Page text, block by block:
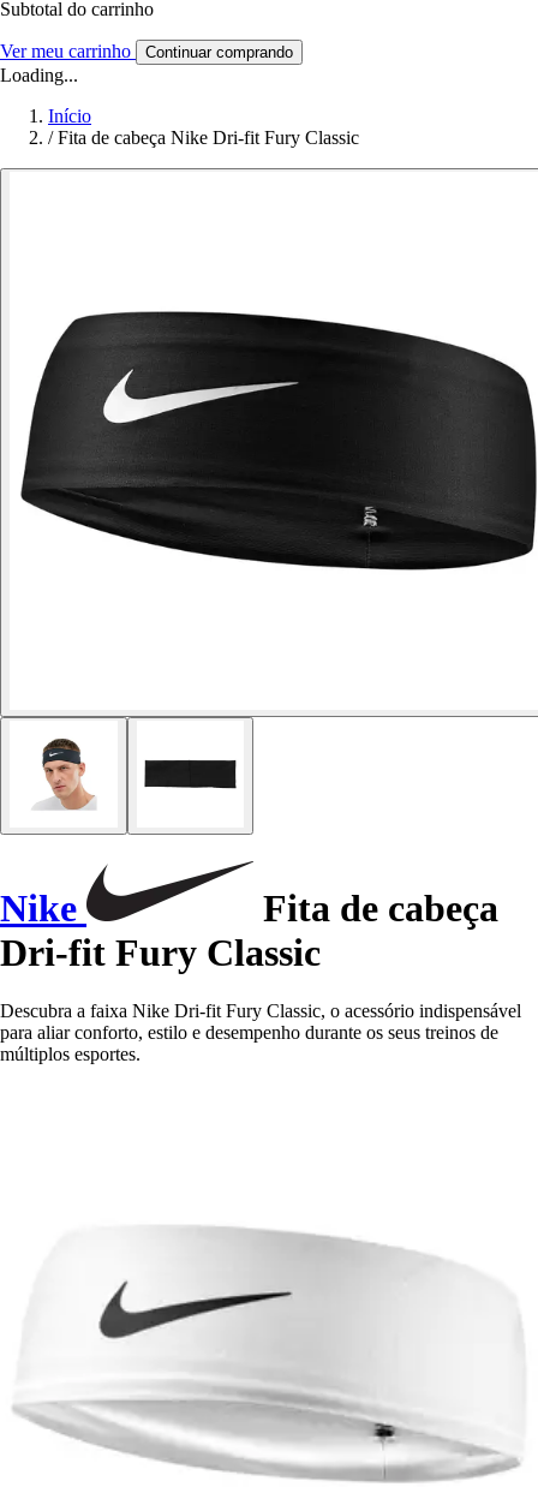
Subtotal do carrinho
Ver meu carrinho Continuar comprando
Loading...
Início
/ Fita de cabeça Nike Dri-fit Fury Classic
Nike
Fita de cabeça
Dri-fit Fury Classic
Descubra a faixa Nike Dri-fit Fury Classic, o acessório indispensável
para aliar conforto, estilo e desempenho durante os seus treinos de
múltiplos esportes.